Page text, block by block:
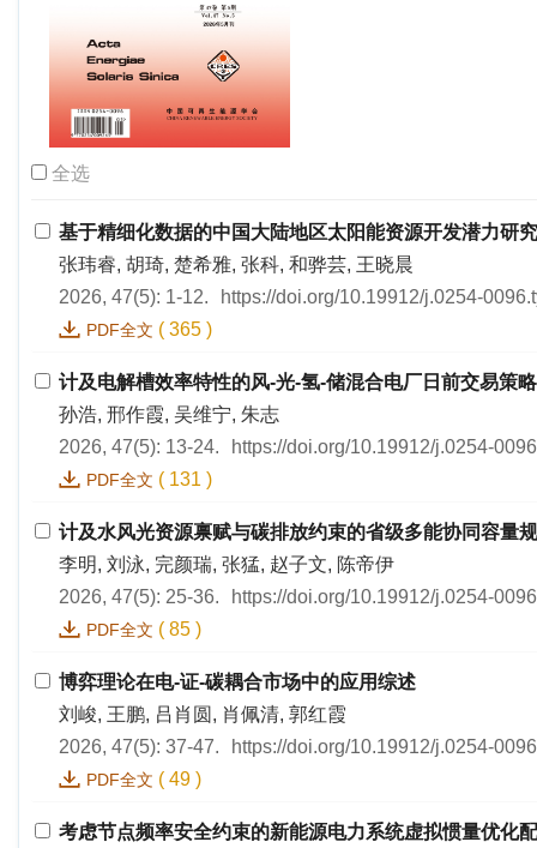
全选
基于精细化数据的中国大陆地区太阳能资源开发潜力研究
张玮睿, 胡琦, 楚希雅, 张科, 和骅芸, 王晓晨
2026, 47(5): 1-12.
https://doi.org/10.19912/j.0254-
PDF全文 ( 365 )
计及电解槽效率特性的风-光-氢-储混合电厂日前交易策
孙浩, 邢作霞, 吴维宁, 朱志
2026, 47(5): 13-24.
https://doi.org/10.19912/j.0254-
PDF全文 ( 131 )
计及水风光资源禀赋与碳排放约束的省级多能协同容量
李明, 刘泳, 完颜瑞, 张猛, 赵子文, 陈帝伊
2026, 47(5): 25-36.
https://doi.org/10.19912/j.0254-
PDF全文 ( 85 )
博弈理论在电-证-碳耦合市场中的应用综述
刘峻, 王鹏, 吕肖圆, 肖佩清, 郭红霞
2026, 47(5): 37-47.
https://doi.org/10.19912/j.0254-
PDF全文 ( 49 )
考虑节点频率安全约束的新能源电力系统虚拟惯量优化